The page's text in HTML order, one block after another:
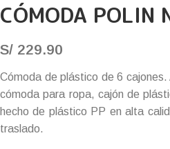
CÓMODA POLIN
S/ 229.90
Cómoda de plástico de 6
cómoda para ropa, cajón de
hecho de plástico PP en alta
traslado.